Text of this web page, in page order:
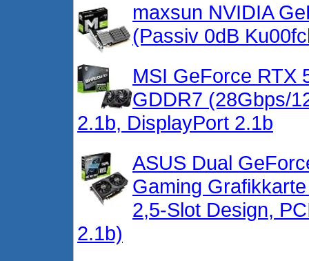
maxsun NVIDIA
(Passiv 0dB
MSI GeForce RTX
GDDR7 (28Gbps/
2.1b, DisplayPort 2.1b
ASUS Dual
Gaming
2,5-Slot Design,
2.1b)